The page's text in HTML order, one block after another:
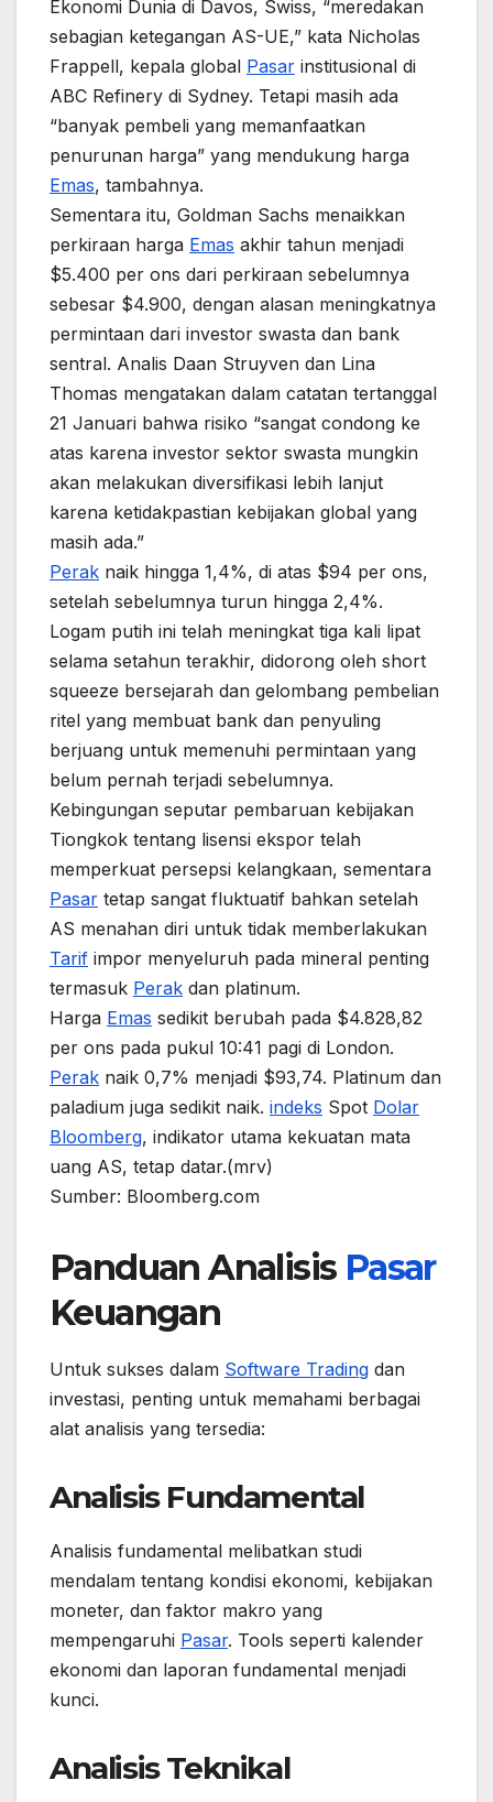
Ekonomi Dunia di Davos, Swiss, “meredakan
sebagian ketegangan AS-UE,” kata Nicholas
Frappell, kepala global Pasar institusional di
ABC Refinery di Sydney. Tetapi masih ada
“banyak pembeli yang memanfaatkan
penurunan harga” yang mendukung harga
Emas, tambahnya.
Sementara itu, Goldman Sachs menaikkan
perkiraan harga Emas akhir tahun menjadi
$5.400 per ons dari perkiraan sebelumnya
sebesar $4.900, dengan alasan meningkatnya
permintaan dari investor swasta dan bank
sentral. Analis Daan Struyven dan Lina
Thomas mengatakan dalam catatan tertanggal
21 Januari bahwa risiko “sangat condong ke
atas karena investor sektor swasta mungkin
akan melakukan diversifikasi lebih lanjut
karena ketidakpastian kebijakan global yang
masih ada.”
Perak naik hingga 1,4%, di atas $94 per ons,
setelah sebelumnya turun hingga 2,4%.
Logam putih ini telah meningkat tiga kali lipat
selama setahun terakhir, didorong oleh short
squeeze bersejarah dan gelombang pembelian
ritel yang membuat bank dan penyuling
berjuang untuk memenuhi permintaan yang
belum pernah terjadi sebelumnya.
Kebingungan seputar pembaruan kebijakan
Tiongkok tentang lisensi ekspor telah
memperkuat persepsi kelangkaan, sementara
Pasar tetap sangat fluktuatif bahkan setelah
AS menahan diri untuk tidak memberlakukan
Tarif impor menyeluruh pada mineral penting
termasuk Perak dan platinum.
Harga Emas sedikit berubah pada $4.828,82
per ons pada pukul 10:41 pagi di London.
Perak naik 0,7% menjadi $93,74. Platinum dan
paladium juga sedikit naik. indeks Spot Dolar
Bloomberg, indikator utama kekuatan mata
uang AS, tetap datar.(mrv)
Sumber: Bloomberg.com
Panduan Analisis Pasar
Keuangan
Untuk sukses dalam Software Trading dan
investasi, penting untuk memahami berbagai
alat analisis yang tersedia:
Analisis Fundamental
Analisis fundamental melibatkan studi
mendalam tentang kondisi ekonomi, kebijakan
moneter, dan faktor makro yang
mempengaruhi Pasar. Tools seperti kalender
ekonomi dan laporan fundamental menjadi
kunci.
Analisis Teknikal